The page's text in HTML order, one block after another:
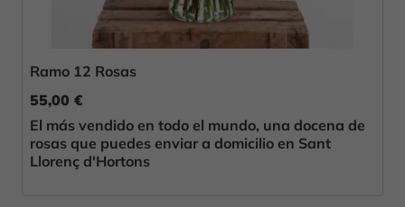
Ramo 12 Rosas
55,00 €
El más vendido en todo el mundo, una docena de
rosas que puedes enviar a domicilio en Sant
Llorenç d'Hortons